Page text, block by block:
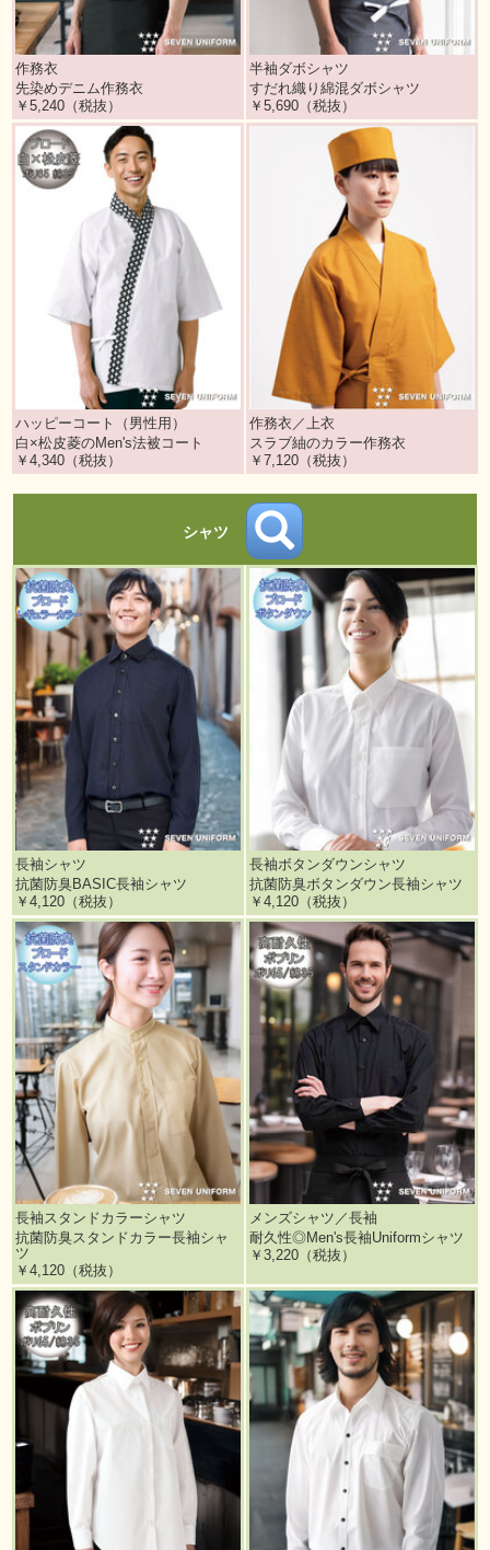
作務衣
先染めデニム作務衣
￥5,240（税抜）
半袖ダボシャツ
すだれ織り綿混ダボシャツ
￥5,690（税抜）
ハッピーコート（男性用）
白×松皮菱のMen's法被コート
￥4,340（税抜）
作務衣／上衣
スラブ紬のカラー作務衣
￥7,120（税抜）
シャツ
長袖シャツ
抗菌防臭BASIC長袖シャツ
￥4,120（税抜）
長袖ボタンダウンシャツ
抗菌防臭ボタンダウン長袖シャツ
￥4,120（税抜）
長袖スタンドカラーシャツ
抗菌防臭スタンドカラー長袖シャ
ツ
￥4,120（税抜）
メンズシャツ／長袖
耐久性◎Men's長袖Uniformシャツ
￥3,220（税抜）